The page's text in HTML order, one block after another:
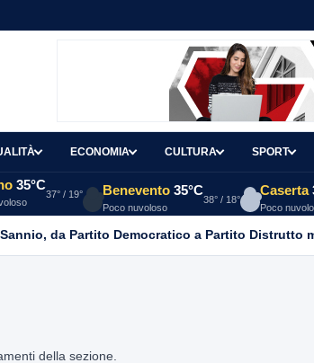
ECONOMIA CULTURA SPORT
35°C
37° / 19° Benevento 35°C
Poco nuvoloso
38° / 18°
Caserta
Poco
da Partito Democratico a Partito Distrutto
della sezione.